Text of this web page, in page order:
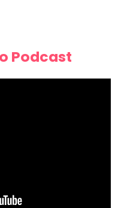
Podcast